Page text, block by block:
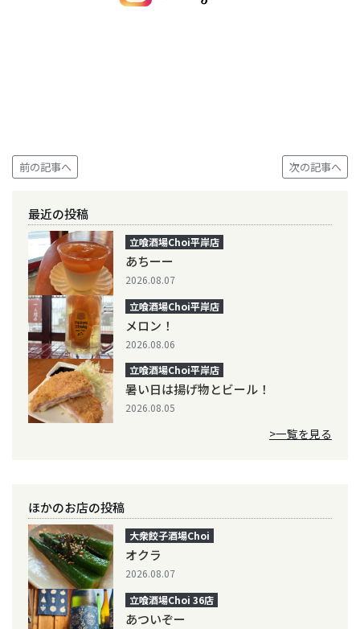
前の記事へ 次の記事へ
最近の投稿
立喰酒場Choi平岸店
あちーー
2026.08.07
立喰酒場Choi平岸店
メロン！
2026.08.06
立喰酒場Choi平岸店
暑い日は揚げ物とビール！
2026.08.05
>一覧を見る
ほかのお店の投稿
大衆餃子酒場Choi
オクラ
2026.08.07
立喰酒場Choi 36店
あついぞー